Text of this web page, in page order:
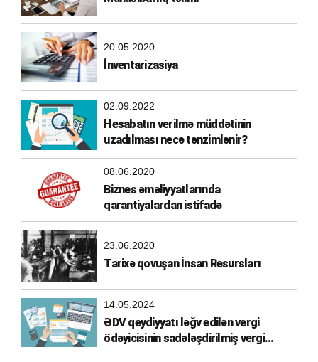
20.05.2020
İnventarizasiya
02.09.2022
Hesabatın verilmə müddətinin
uzadılması necə tənzimlənir?
08.06.2020
Biznes əməliyyatlarında
qarantiyalardan istifadə
23.06.2020
Tarixə qovuşan İnsan Resursları
14.05.2024
ƏDV qeydiyyatı ləğv edilən vergi
ödəyicisinin sadələşdirilmiş vergi
ödəyicisi olma hüququ